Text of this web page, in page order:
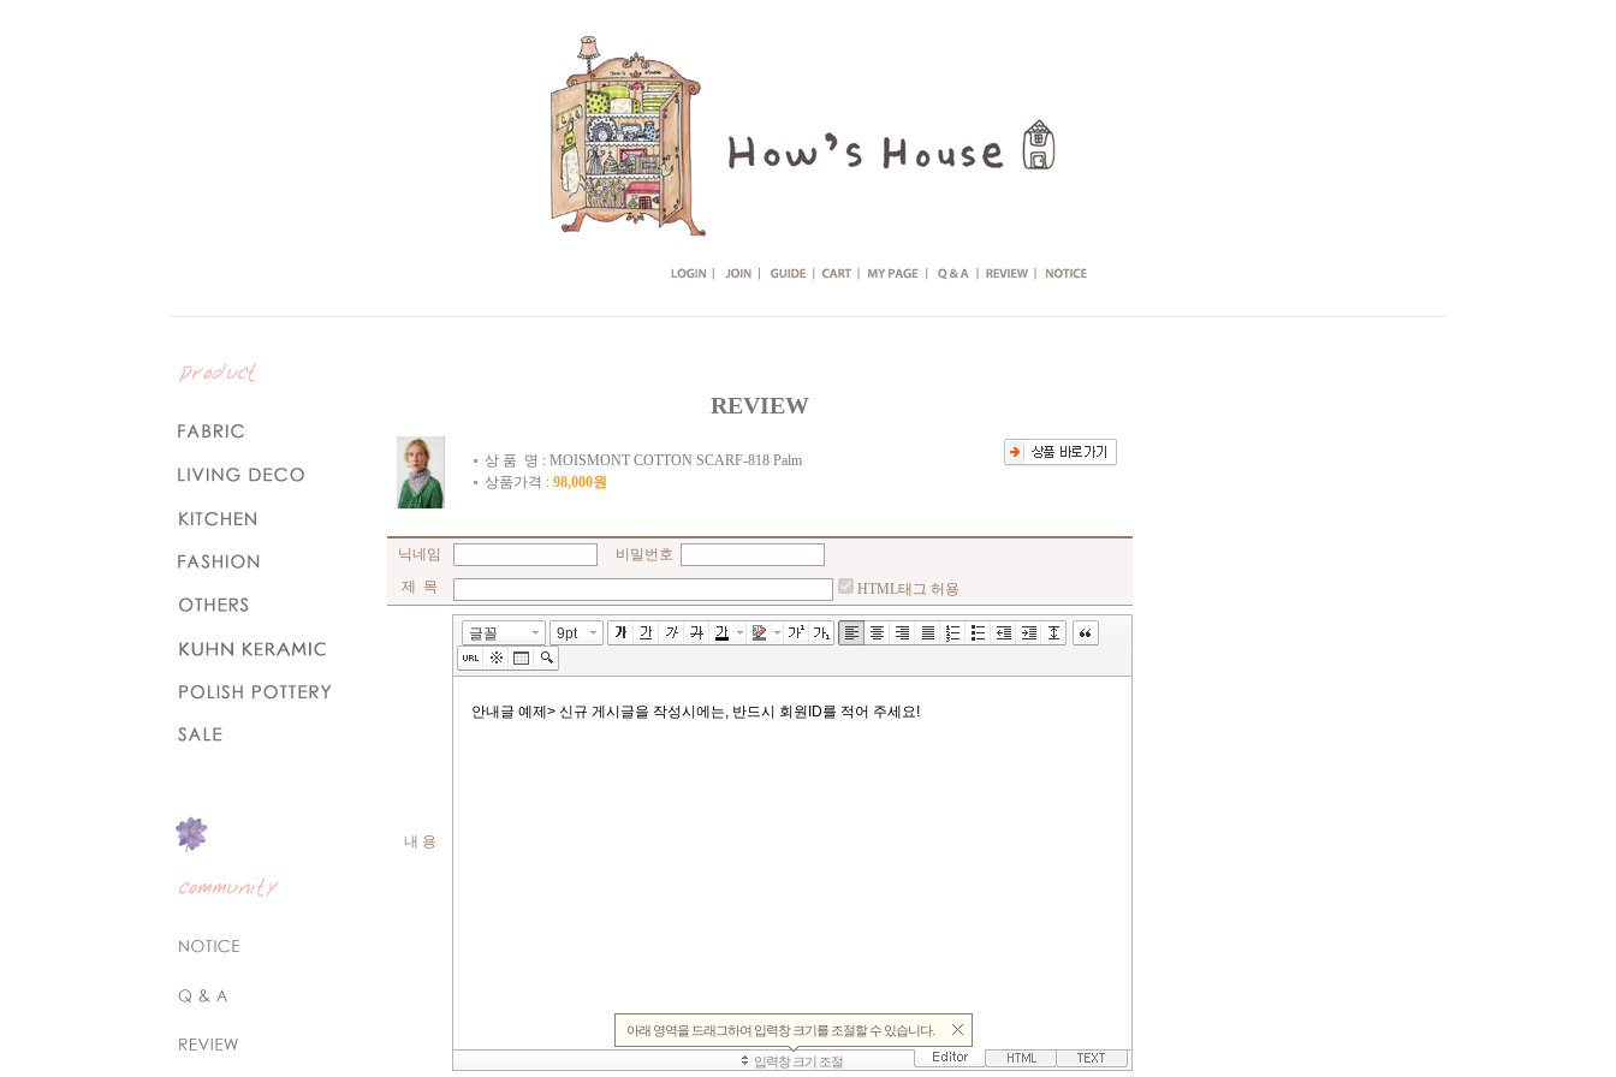
REVIEW
상 품 명 : MOISMONT COTTON SCARF-818 Palm
상품가격 : 98,000원
닉네임
비밀번호
제 목
HTML태그 허용
내 용